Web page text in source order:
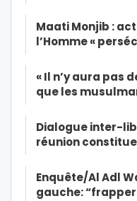
Maati Monjib :
l’Homme «
« Il n’y aura pas
que les
Dialogue inter-
réunion
Enquête/Al Adl
gauche: